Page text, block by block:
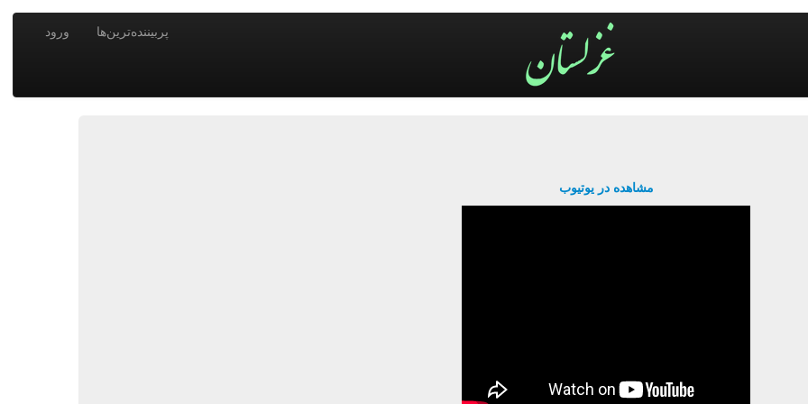
پربیننده‌ترین‌ها ورود
مشاهده در یوتیوب